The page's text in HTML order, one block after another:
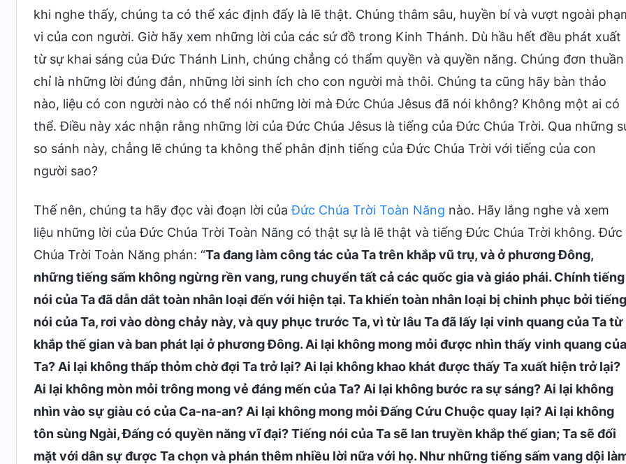
khi nghe thấy, chúng ta có thể xác định đấy là lẽ thật. Chúng thâm sâu, huyền bí và vượt ngoài
vi của con người. Giờ hãy xem những lời của các sứ đồ trong Kinh Thánh. Dù hầu hết đều phát xuất
từ sự khai sáng của Đức Thánh Linh, chúng chẳng có thẩm quyền và quyền năng. Chúng đơn thuần
chỉ là những lời đúng đắn, những lời sinh ích cho con người mà thôi. Chúng ta cũng hãy bàn thảo
nào, liệu có con người nào có thể nói những lời mà Đức Chúa Jêsus đã nói không? Không một ai có
thể. Điều này xác nhận rằng những lời của Đức Chúa Jêsus là tiếng của Đức Chúa Trời. Qua những
so sánh này, chẳng lẽ chúng ta không thể phân định tiếng của Đức Chúa Trời với tiếng của con
người sao?
Thế nên, chúng ta hãy đọc vài đoạn lời củaĐức Chúa Trời Toàn Năng nào. Hãy lắng nghe và xem
liệu những lời của Đức Chúa Trời Toàn Năng có thật sự là lẽ thật và tiếng Đức Chúa Trời không. Đức
Chúa Trời Toàn Năng phán: “Ta đang làm công tác của Ta trên khắp vũ trụ, và ở phương Đông,
những tiếng sấm không ngừng rền vang, rung chuyển tất cả các quốc gia và giáo phái. Chính tiếng
nói của Ta đã dẫn dắt toàn nhân loại đến với hiện tại. Ta khiến toàn nhân loại bị chinh phục bởi tiếng
nói của Ta, rơi vào dòng chảy này, và quy phục trước Ta, vì từ lâu Ta đã lấy lại vinh quang của Ta từ
khắp thế gian và ban phát lại ở phương Đông. Ai lại không mong mỏi được nhìn thấy vinh quang của
Ta? Ai lại không thấp thỏm chờ đợi Ta trở lại? Ai lại không khao khát được thấy Ta xuất hiện trở lại?
Ai lại không mòn mỏi trông mong vẻ đáng mến của Ta? Ai lại không bước ra sự sáng? Ai lại không
nhìn vào sự giàu có của Ca-na-an? Ai lại không mong mỏi Đấng Cứu Chuộc quay lại? Ai lại không
tôn sùng Ngài, Đấng có quyền năng vĩ đại? Tiếng nói của Ta sẽ lan truyền khắp thế gian; Ta sẽ đối
mặt với dân sự được Ta chọn và phán thêm nhiều lời nữa với họ. Như những tiếng sấm vang dội